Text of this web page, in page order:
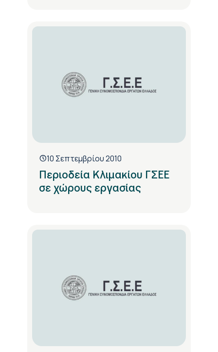
10 Σεπτεμβρίου 2010
Περιοδεία Κλιμακίου ΓΣΕΕ
σε χώρους εργασίας